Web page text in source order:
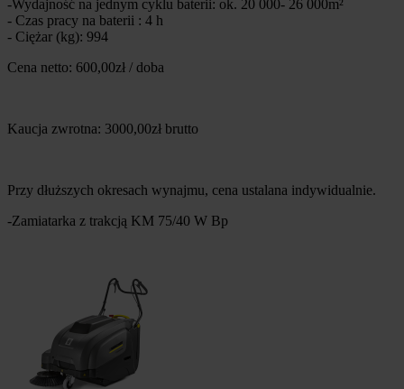
-Wydajność na jednym cyklu baterii: ok. 20 000- 26 000m²
- Czas pracy na baterii : 4 h
- Ciężar (kg): 994
Cena netto: 600,00zł / doba
Kaucja zwrotna: 3000,00zł brutto
Przy dłuższych okresach wynajmu, cena ustalana indywidualnie.
-Zamiatarka z trakcją KM 75/40 W Bp